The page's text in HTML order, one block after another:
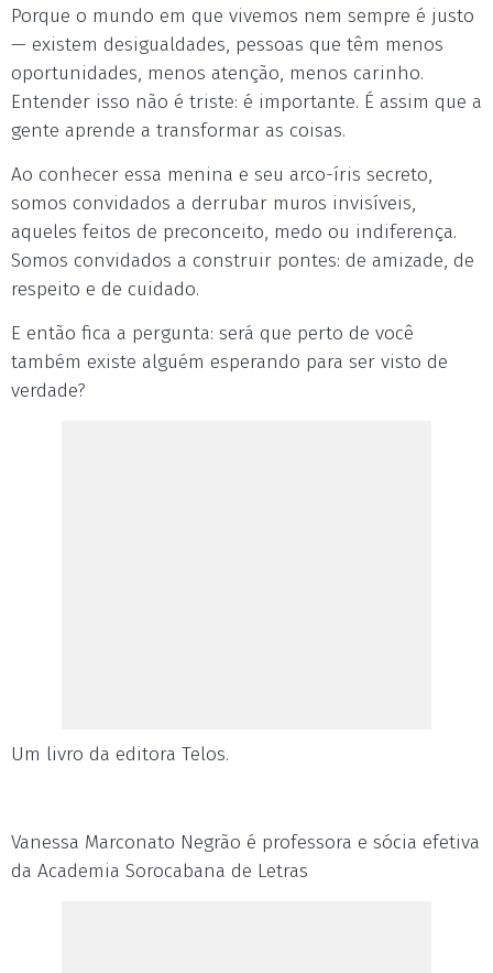
Porque o mundo em que vivemos nem sempre é justo
— existem desigualdades, pessoas que têm menos
oportunidades, menos atenção, menos carinho.
Entender isso não é triste: é importante. É assim que a
gente aprende a transformar as coisas.
Ao conhecer essa menina e seu arco-íris secreto,
somos convidados a derrubar muros invisíveis,
aqueles feitos de preconceito, medo ou indiferença.
Somos convidados a construir pontes: de amizade, de
respeito e de cuidado.
E então fica a pergunta: será que perto de você
também existe alguém esperando para ser visto de
verdade?
Um livro da editora Telos.
Vanessa Marconato Negrão é professora e sócia efetiva
da Academia Sorocabana de Letras